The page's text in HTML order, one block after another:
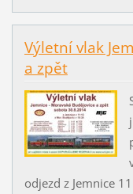
Výletní vlak
a zpět
odjezd z Jemnice